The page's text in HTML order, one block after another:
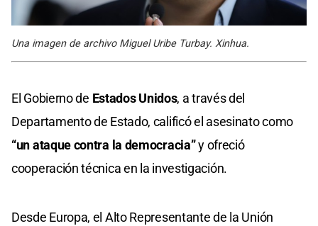
Una imagen de archivo Miguel Uribe Turbay. Xinhua.
El Gobierno de Estados Unidos, a través del
Departamento de Estado, calificó el asesinato como
“un ataque contra la democracia”y ofreció
cooperación técnica en la investigación.
Desde Europa, el Alto Representante de la Unión